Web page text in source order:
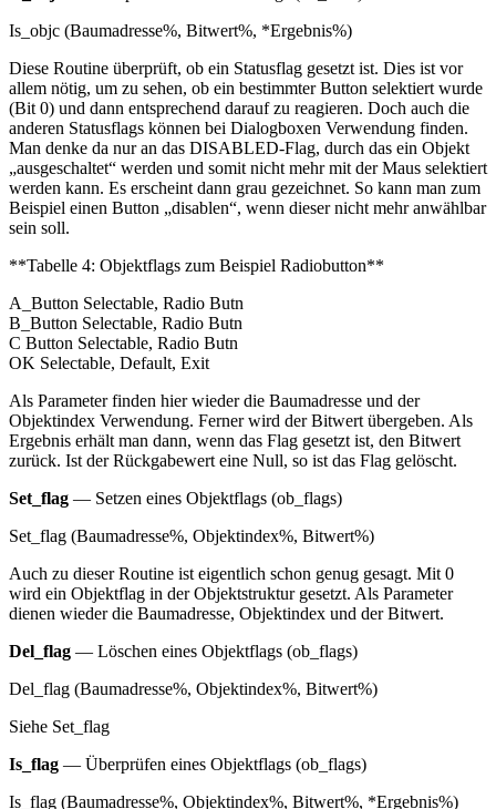
Is_objc (Baumadresse%, Bitwert%, *Ergebnis%)
Diese Routine überprüft, ob ein Statusflag gesetzt ist. Dies ist vor
allem nötig, um zu sehen, ob ein bestimmter Button selektiert wurde
(Bit 0) und dann entsprechend darauf zu reagieren. Doch auch die
anderen Statusflags können bei Dialogboxen Verwendung finden.
Man denke da nur an das DISABLED-Flag, durch das ein Objekt
„ausgeschaltet“ werden und somit nicht mehr mit der Maus selektiert
werden kann. Es erscheint dann grau gezeichnet. So kann man zum
Beispiel einen Button „disablen“, wenn dieser nicht mehr anwählbar
sein soll.
**Tabelle 4: Objektflags zum Beispiel Radiobutton**
A_Button Selectable, Radio Butn
B_Button Selectable, Radio Butn
C Button Selectable, Radio Butn
OK Selectable, Default, Exit
Als Parameter finden hier wieder die Baumadresse und der
Objektindex Verwendung. Ferner wird der Bitwert übergeben. Als
Ergebnis erhält man dann, wenn das Flag gesetzt ist, den Bitwert
zurück. Ist der Rückgabewert eine Null, so ist das Flag gelöscht.
Set_flag — Setzen eines Objektflags (ob_flags)
Set_flag (Baumadresse%, Objektindex%, Bitwert%)
Auch zu dieser Routine ist eigentlich schon genug gesagt. Mit 0
wird ein Objektflag in der Objektstruktur gesetzt. Als Parameter
dienen wieder die Baumadresse, Objektindex und der Bitwert.
Del_flag — Löschen eines Objektflags (ob_flags)
Del_flag (Baumadresse%, Objektindex%, Bitwert%)
Siehe Set_flag
Is_flag — Überprüfen eines Objektflags (ob_flags)
Is_flag (Baumadresse%, Objektindex%, Bitwert%, *Ergebnis%)